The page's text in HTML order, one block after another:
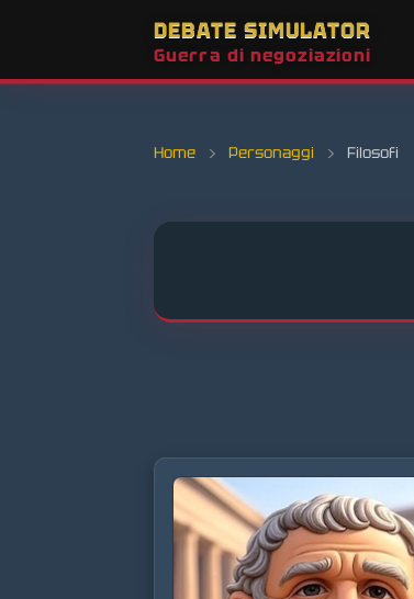
DEBATE SIMULATOR
Guerra di negoziazioni
Home › Personaggi › Filosofi